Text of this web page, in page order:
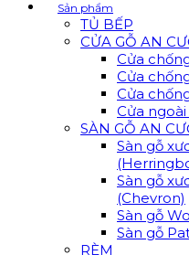
Sản phẩm
TỦ BẾP
CỬA GỖ AN
Cửa
Cửa
Cửa
Cửa ngoài
SÀN GỖ AN
Sàn gỗ
Sàn gỗ
(Chevron)
Sàn gỗ
Sàn gỗ
RÈM